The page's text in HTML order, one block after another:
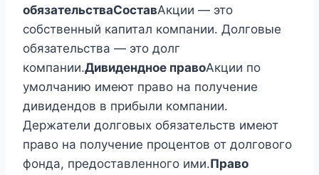
обязательстваСоставАкции — это
собственный капитал компании. Долговые
обязательства — это долг
компании.Дивидендное правоАкции по
умолчанию имеют право на получение
дивидендов в прибыли компании.
Держатели долговых обязательств имеют
право на получение процентов от долгового
фонда, предоставленного ими.Право